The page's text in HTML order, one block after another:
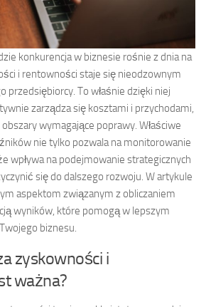
konkurencja w biznesie rośnie z dnia na
i rentowności staje się nieodzownym
przedsiębiorcy. To właśnie dzięki niej
zarządza się kosztami i przychodami,
wymagające poprawy. Właściwe
nie tylko pozwala na monitorowanie
wpływa na podejmowanie strategicznych
się do dalszego rozwoju. W artykule
aspektom związanym z obliczaniem
wyników, które pomogą w lepszym
biznesu.
zyskowności i
ważna?